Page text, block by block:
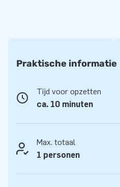
Praktische informatie
Tijd voor opzetten
ca. 10 minuten
Max. totaal
1 personen